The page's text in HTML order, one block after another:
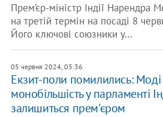
Прем’єр-міністр Індії Нарендра
на третій термін на посаді 8
Його ключові союзники у…
05 червня 2024, 03:36
Екзит-поли помилились: Моді
монобільшість у парламенті
залишиться прем'єром